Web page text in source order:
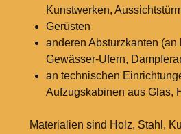
Kunstwerken,
Gerüsten
anderen Absturzkanten (an
Gewässer-Ufern,
an technischen
Aufzugskabinen aus Glas,
Materialien sind Holz, Stahl,